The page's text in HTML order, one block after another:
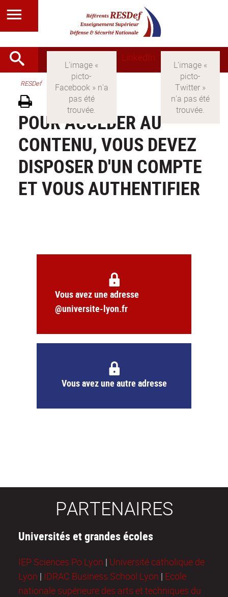
LinkedIn
RESDef
POUR ACCÉDER AU
CONTENU, VOUS DEVEZ
DISPOSER D'UN COMPTE
ET VOUS AUTHENTIFIER
Vous avez une adresse
@universite-lyon.fr
Vous avez une autre adresse
PARTENAIRES
Universités et grandes écoles
IEP Sciences Po Lyon | Université catholique de
Lyon | IDRAC Business School Lyon | Ecole
nationale supérieure des arts et techniques du